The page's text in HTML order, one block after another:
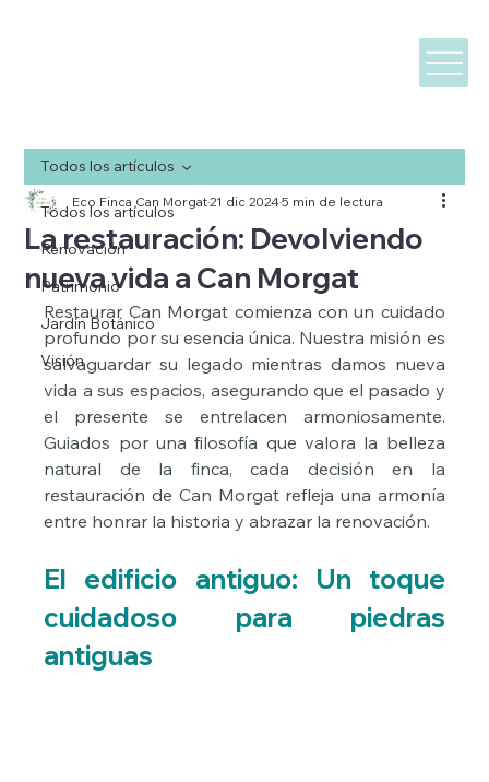
Todos los artículos
Renovación
Patrimonio
Jardín Botánico
Visión
Todos los artículos
La restauración: Devolviendo
nueva vida a Can Morgat
Eco Finca Can Morgat21 dic 20245 min de lectura
Restaurar Can Morgat comienza con un cuidado
profundo por su esencia única. Nuestra misión es
salvaguardar su legado mientras damos nueva
vida a sus espacios, asegurando que el pasado y
el presente se entrelacen armoniosamente.
Guiados por una filosofía que valora la belleza
natural de la finca, cada decisión en la
restauración de Can Morgat refleja una armonía
entre honrar la historia y abrazar la renovación.
El edificio antiguo: Un toque
cuidadoso para piedras
antiguas